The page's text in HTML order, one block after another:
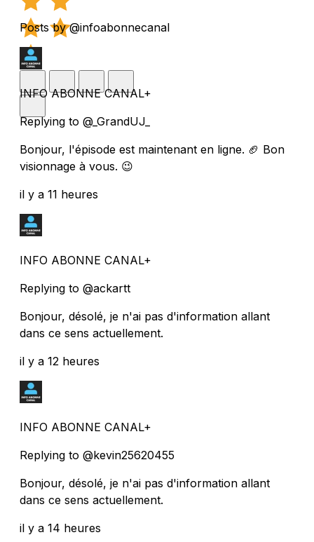
Posts by @infoabonnecanal
INFO ABONNE CANAL+
Replying to @_GrandUJ_
Bonjour, l'épisode est maintenant en ligne. 🏈 Bon
visionnage à vous. 😉
il y a 11 heures
INFO ABONNE CANAL+
Replying to @ackartt
Bonjour, désolé, je n'ai pas d'information allant
dans ce sens actuellement.
il y a 12 heures
INFO ABONNE CANAL+
Replying to @kevin25620455
Bonjour, désolé, je n'ai pas d'information allant
dans ce sens actuellement.
il y a 14 heures